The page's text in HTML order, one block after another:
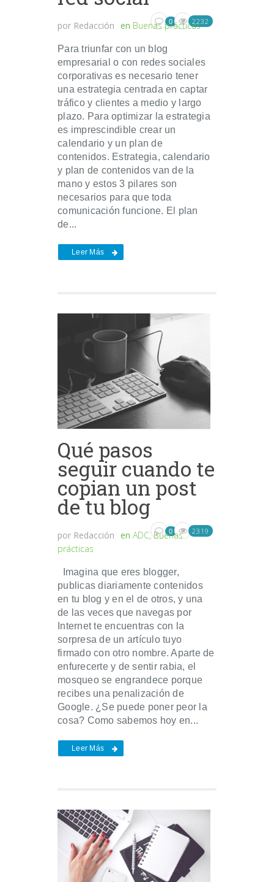
por Redacción en Buenas prácticas
0 2232
Para triunfar con un blog
empresarial o con redes sociales
corporativas es necesario tener
una estrategia centrada en captar
tráfico y clientes a medio y largo
plazo. Para optimizar la estrategia
es imprescindible crear un
calendario y un plan de
contenidos. Estrategia, calendario
y plan de contenidos van de la
mano y estos 3 pilares son
necesarios para que toda
comunicación funcione. El plan
de...
Leer Más
Qué pasos
seguir cuando te
copian un post
de tu blog
por Redacción en ADC,Buenas
prácticas
0 2319
Imagina que eres blogger,
publicas diariamente contenidos
en tu blog y en el de otros, y una
de las veces que navegas por
Internet te encuentras con la
sorpresa de un artículo tuyo
firmado con otro nombre. Aparte de
enfurecerte y de sentir rabia, el
mosqueo se engrandece porque
recibes una penalización de
Google. ¿Se puede poner peor la
cosa? Como sabemos hoy en...
Leer Más